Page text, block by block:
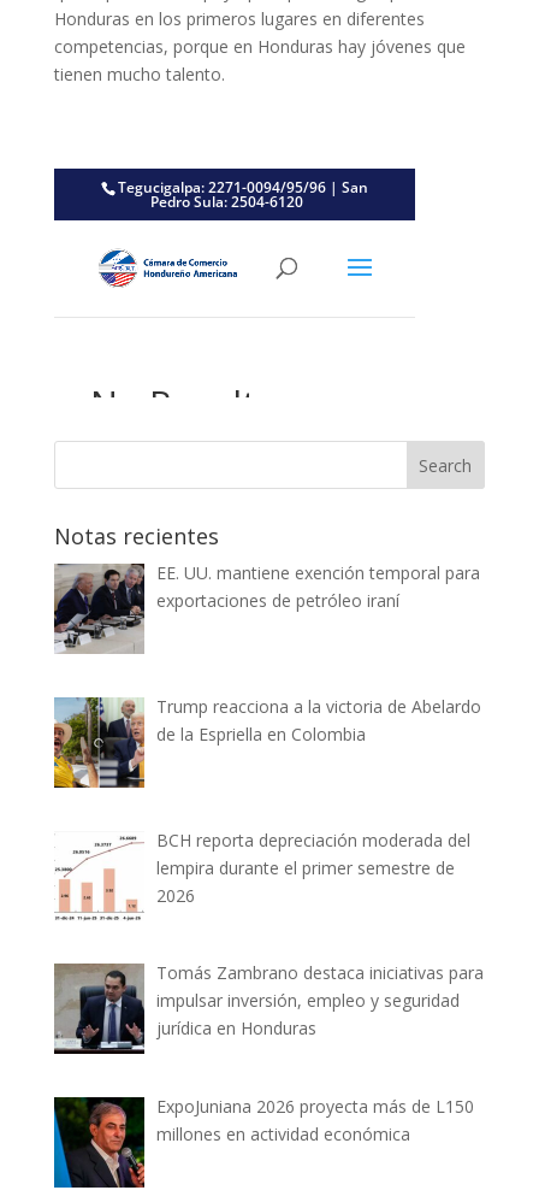
Honduras en los primeros lugares en diferentes
competencias, porque en Honduras hay jóvenes que
tienen mucho talento.
Notas recientes
EE. UU. mantiene exención temporal para
exportaciones de petróleo iraní
Trump reacciona a la victoria de Abelardo
de la Espriella en Colombia
BCH reporta depreciación moderada del
lempira durante el primer semestre de
2026
Tomás Zambrano destaca iniciativas para
impulsar inversión, empleo y seguridad
jurídica en Honduras
ExpoJuniana 2026 proyecta más de L150
millones en actividad económica